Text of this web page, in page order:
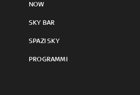
NOW
SKY BAR
SPAZI SKY
PROGRAMMI